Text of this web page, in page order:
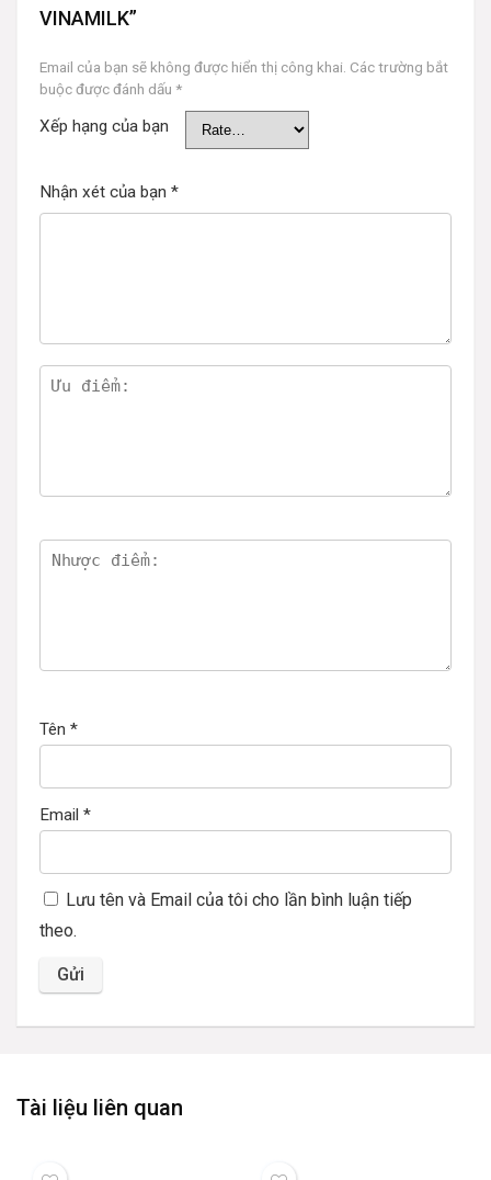
VINAMILK”
Email của bạn sẽ không được hiển thị công khai. Các trường bắt
buộc được đánh dấu *
Xếp hạng của bạn
Nhận xét của bạn *
Tên *
Email *
Lưu tên và Email của tôi cho lần bình luận tiếp
theo.
Tài liệu liên quan